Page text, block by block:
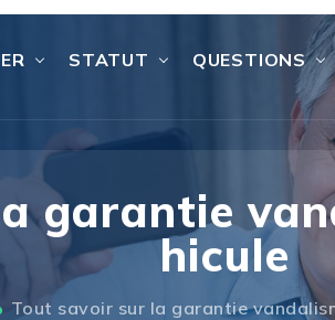
STATUT QUESTIONS
garantie
hicule
Tout savoir sur la garantie